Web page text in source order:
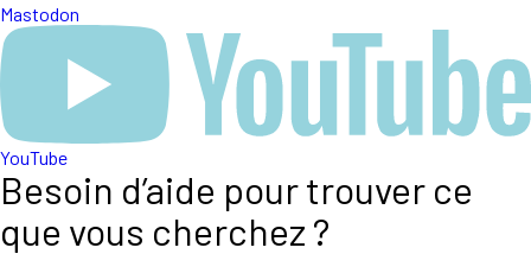
Mastodon
YouTube
Besoin d’aide pour trouver ce
que vous cherchez ?